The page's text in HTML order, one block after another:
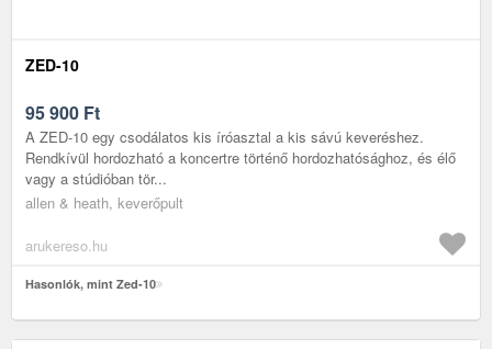
ZED-10
95 900 Ft
A ZED-10 egy csodálatos kis íróasztal a kis sávú keveréshez.
Rendkívül hordozható a koncertre történő hordozhatósághoz, és élő
vagy a stúdióban tör...
allen & heath, keverőpult
arukereso.hu
Hasonlók, mint Zed-10